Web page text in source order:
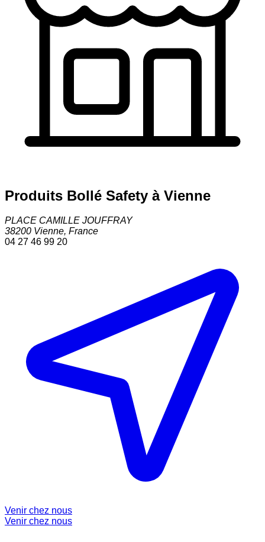
Produits Bollé Safety à Vienne
PLACE CAMILLE JOUFFRAY
38200 Vienne, France
04 27 46 99 20
Venir chez nous
Venir chez nous